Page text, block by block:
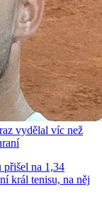
vydělal víc než
přišel na 1,34
král tenisu, na něj